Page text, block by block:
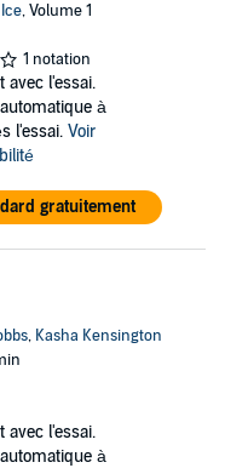
, Volume 1
1 notation
avec l'essai.
à
l'essai. Voir
gratuitement
, Kasha Kensington
avec l'essai.
à